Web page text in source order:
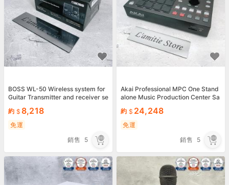
BOSS WL-50 Wireless system for
Guitar Transmitter and receiver se
約 8,218
免運
銷售
5
Akai Professional MPC One Stand
alone Music Production Center Sa
約 24,248
免運
銷售
5